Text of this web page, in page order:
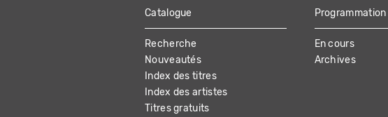
MAIN
NAVIGATION
Catalogue
Recherche
Nouveautés
Index des titres
Index des artistes
Titres gratuits
Programmation
En cours
Archives